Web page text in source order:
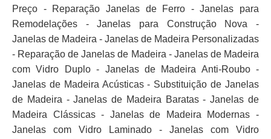
Preço - Reparação Janelas de Ferro - Janelas para
Remodelações - Janelas para Construção Nova -
Janelas de Madeira - Janelas de Madeira Personalizadas
- Reparação de Janelas de Madeira - Janelas de Madeira
com Vidro Duplo - Janelas de Madeira Anti-Roubo -
Janelas de Madeira Acústicas - Substituição de Janelas
de Madeira - Janelas de Madeira Baratas - Janelas de
Madeira Clássicas - Janelas de Madeira Modernas -
Janelas com Vidro Laminado - Janelas com Vidro